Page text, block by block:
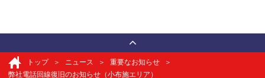
トップ ニュース
重要なお知らせ
弊社電話回線復旧のお知らせ（小布施エリア）